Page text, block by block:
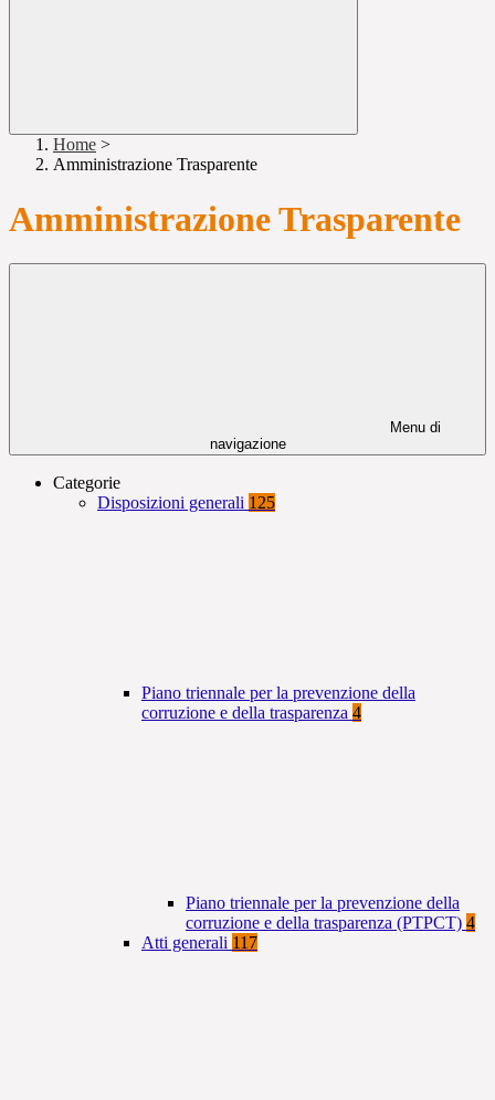
Home >
Amministrazione Trasparente
Amministrazione Trasparente
Menu di
navigazione
Categorie
Disposizioni generali 125
Piano triennale per la prevenzione della
corruzione e della trasparenza 4
Piano triennale per la prevenzione della
corruzione e della trasparenza (PTPCT) 4
Atti generali 117